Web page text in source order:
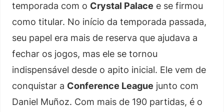
temporada com o Crystal Palace e se firmou
como titular. No início da temporada passada,
seu papel era mais de reserva que ajudava a
fechar os jogos, mas ele se tornou
indispensável desde o apito inicial. Ele vem de
conquistar a Conference League junto com
Daniel Muñoz. Com mais de 190 partidas, é o